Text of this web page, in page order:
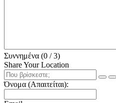
Συννημένα (0 / 3)
Share Your Location
Όνομα (Απαιτείται):